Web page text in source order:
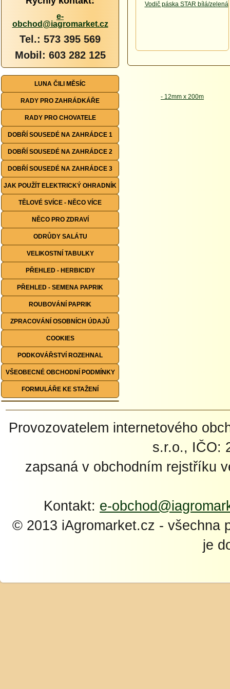
e-
obchod@iagromarket.cz
Tel.: 573 395 569
Mobil: 603 282 125
LUNA ČILI MĚSÍC
RADY PRO ZAHRÁDKÁŘE
RADY PRO CHOVATELE
DOBŘÍ SOUSEDÉ NA ZAHRÁDCE 1
DOBŘÍ SOUSEDÉ NA ZAHRÁDCE 2
DOBŘÍ SOUSEDÉ NA ZAHRÁDCE 3
JAK POUŽÍT ELEKTRICKÝ OHRADNÍK
TĚLOVÉ SVÍCE - NĚCO VÍCE
NĚCO PRO ZDRAVÍ
ODRŮDY SALÁTU
VELIKOSTNÍ TABULKY
PŘEHLED - HERBICIDY
PŘEHLED - SEMENA PAPRIK
ROUBOVÁNÍ PAPRIK
ZPRACOVÁNÍ OSOBNÍCH ÚDAJŮ
COOKIES
PODKOVÁŘSTVÍ ROZEHNAL
VŠEOBECNÉ OBCHODNÍ PODMÍNKY
FORMULÁŘE KE STAŽENÍ
Provozovatelem internetového
s.r.o., IČO:
zapsaná v obchodním rejstříku
Kontakt: e-
© 2013 iAgromarket.cz - všechna
je